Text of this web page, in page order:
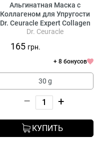
Альгинатная Маска с
Коллагеном для Упругости
Dr. Ceuracle Expert Collagen
Firming Modeling Mask
Dr. Ceuracle
165 грн.
+ 8 бонусов
30 g
– +
КУПИТЬ